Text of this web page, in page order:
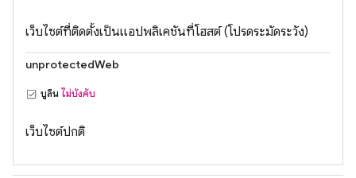
เว็บไซต์ที่ติดตั้งเป็นแอปพลิเคชันที่โฮสต์ (โปรดระมัดระวัง)
unprotectedWeb
บูลีน ไม่บังคับ
เว็บไซต์ปกติ